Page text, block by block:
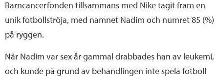
Barncancerfonden tillsammans med Nike tagit fram en
unik fotbollströja, med namnet Nadim och numret 85 (%)
på ryggen.
När Nadim var sex år gammal drabbades han av leukemi,
och kunde på grund av behandlingen inte spela fotboll